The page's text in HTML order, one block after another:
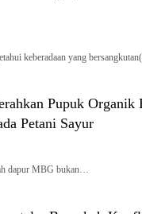
keberadaan yang
Pupuk Organik
Petani Sayur
dapur MBG bukan…